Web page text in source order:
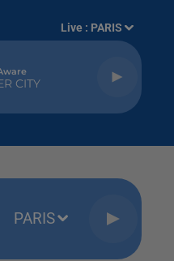
Live : PARIS
CITY
PARIS